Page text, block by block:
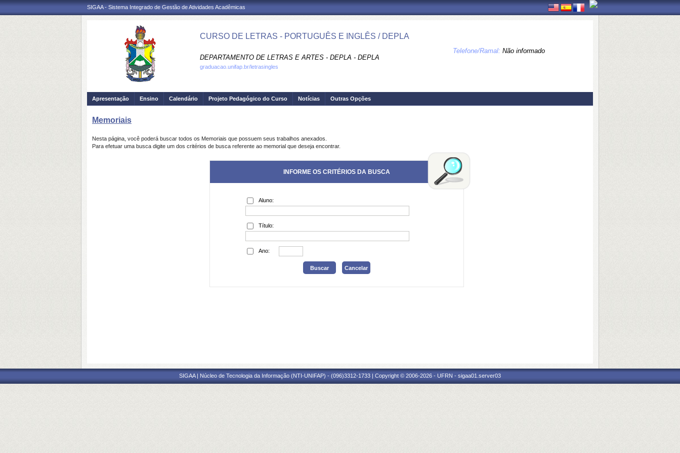
SIGAA - Sistema Integrado de Gestão de Atividades Acadêmicas
CURSO DE LETRAS - PORTUGUÊS E INGLÊS / DEPLA
DEPARTAMENTO DE LETRAS E ARTES - DEPLA - DEPLA
Telefone/Ramal: Não informado
graduacao.unifap.br/letrasingles
Apresentação Ensino Calendário Projeto Pedagógico do Curso Notícias Outras Opções
Memoriais
Nesta página, você poderá buscar todos os Memoriais que possuem seus trabalhos anexados.
Para efetuar uma busca digite um dos critérios de busca referente ao memorial que deseja encontrar.
INFORME OS CRITÉRIOS DA BUSCA
Aluno:
Título:
Ano:
SIGAA | Núcleo de Tecnologia da Informação (NTI-UNIFAP) - (096)3312-1733 | Copyright © 2006-2026 - UFRN - sigaa01.server03